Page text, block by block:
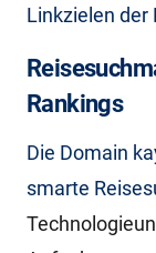
Linkzielen der
Rankings
Die Domain
smarte